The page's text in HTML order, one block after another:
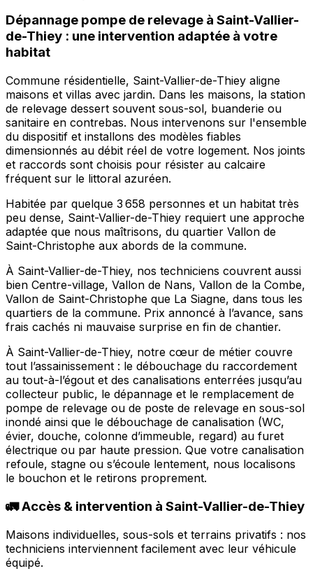
Dépannage pompe de relevage à Saint-Vallier-
de-Thiey : une intervention adaptée à votre
habitat
Commune résidentielle, Saint-Vallier-de-Thiey aligne
maisons et villas avec jardin. Dans les maisons, la station
de relevage dessert souvent sous-sol, buanderie ou
sanitaire en contrebas. Nous intervenons sur l'ensemble
du dispositif et installons des modèles fiables
dimensionnés au débit réel de votre logement. Nos joints
et raccords sont choisis pour résister au calcaire
fréquent sur le littoral azuréen.
Habitée par quelque 3 658 personnes et un habitat très
peu dense, Saint-Vallier-de-Thiey requiert une approche
adaptée que nous maîtrisons, du quartier Vallon de
Saint-Christophe aux abords de la commune.
À Saint-Vallier-de-Thiey, nos techniciens couvrent aussi
bien Centre-village, Vallon de Nans, Vallon de la Combe,
Vallon de Saint-Christophe que La Siagne, dans tous les
quartiers de la commune. Prix annoncé à l’avance, sans
frais cachés ni mauvaise surprise en fin de chantier.
À Saint-Vallier-de-Thiey, notre cœur de métier couvre
tout l’assainissement : le débouchage du raccordement
au tout-à-l’égout et des canalisations enterrées jusqu’au
collecteur public, le dépannage et le remplacement de
pompe de relevage ou de poste de relevage en sous-sol
inondé ainsi que le débouchage de canalisation (WC,
évier, douche, colonne d’immeuble, regard) au furet
électrique ou par haute pression. Que votre canalisation
refoule, stagne ou s’écoule lentement, nous localisons
le bouchon et le retirons proprement.
🚛 Accès & intervention à Saint-Vallier-de-Thiey
Maisons individuelles, sous-sols et terrains privatifs : nos
techniciens interviennent facilement avec leur véhicule
équipé.